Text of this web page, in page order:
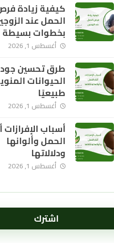
كيفية زيادة
الحمل عند
بخطوات بسيطة
أغسطس 1, 2026
طرق تحسين
الحيوانات
طبيعيًا
أغسطس 1, 2026
أسباب الإفرازات
الحمل وألوانها
ودلالاتها
أغسطس 1, 2026
اشترك